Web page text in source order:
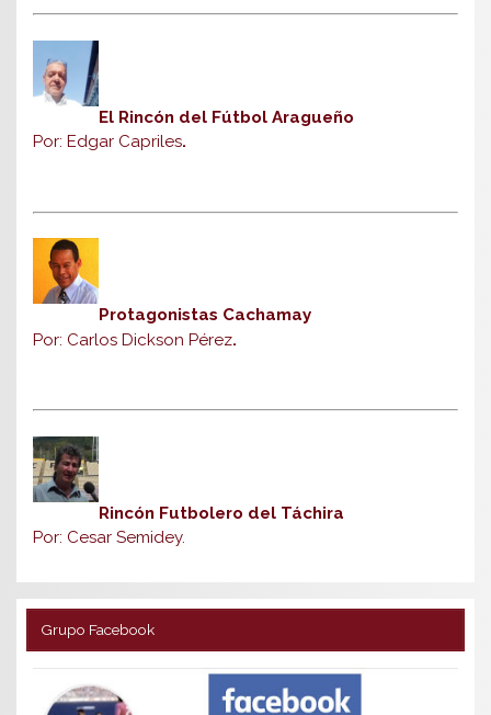
El Rincón del Fútbol Aragueño
Por: Edgar Capriles.
Protagonistas Cachamay
Por: Carlos Dickson Pérez.
Rincón Futbolero del Táchira
Por: Cesar Semidey.
Grupo Facebook